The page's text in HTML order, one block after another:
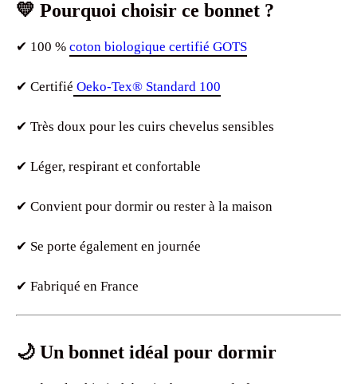
💛 Pourquoi choisir ce bonnet ?
✔ 100 % coton biologique certifié GOTS
✔ Certifié Oeko-Tex® Standard 100
✔ Très doux pour les cuirs chevelus sensibles
✔ Léger, respirant et confortable
✔ Convient pour dormir ou rester à la maison
✔ Se porte également en journée
✔ Fabriqué en France
🌙 Un bonnet idéal pour dormir